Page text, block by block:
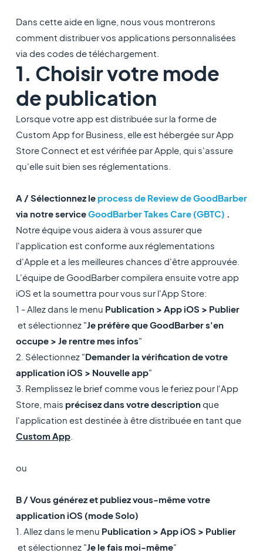
Dans cette aide en ligne, nous vous montrerons
comment distribuer vos applications personnalisées
via des codes de téléchargement.
1. Choisir votre mode
de publication
Lorsque votre app est distribuée sur la forme de
Custom App for Business, elle est hébergée sur App
Store Connect et est vérifiée par Apple, qui s'assure
qu'elle suit bien ses réglementations.
A / Sélectionnez le process de Review de GoodBarber
via notre serviceGoodBarber Takes Care (GBTC) .
Notre équipe vous aidera à vous assurer que
l'application est conforme aux réglementations
d'Apple et a les meilleures chances d'être approuvée.
L'équipe de GoodBarber compilera ensuite votre app
iOS et la soumettra pour vous sur l'App Store:
1 - Allez dans le menu Publication > App iOS > Publier
et sélectionnez "Je préfère que GoodBarber s'en
occupe > Je rentre mes infos"
2. Sélectionnez "Demander la vérification de votre
application iOS > Nouvelle app"
3. Remplissez le brief comme vous le feriez pour l'App
Store, mais précisez dans votre descriptionque
l'application est destinée à être distribuée en tant que
Custom App.
ou
B / Vous générez et publiez vous-même votre
application iOS (mode Solo)
1. Allez dans le menu Publication > App iOS > Publier
et sélectionnez "Je le fais moi-même"